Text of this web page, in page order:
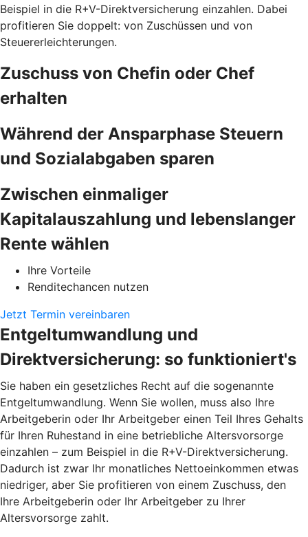
Beispiel in die R+V-Direktversicherung einzahlen. Dabei
profitieren Sie doppelt: von Zuschüssen und von
Steuererleichterungen.
Zuschuss von Chefin oder Chef
erhalten
Während der Ansparphase Steuern
und Sozialabgaben sparen
Zwischen einmaliger
Kapitalauszahlung und lebenslanger
Rente wählen
Ihre Vorteile
Renditechancen nutzen
Jetzt Termin vereinbaren
Entgeltumwandlung und
Direktversicherung: so funktioniert's
Sie haben ein gesetzliches Recht auf die sogenannte
Entgeltumwandlung. Wenn Sie wollen, muss also Ihre
Arbeitgeberin oder Ihr Arbeitgeber einen Teil Ihres Gehalts
für Ihren Ruhestand in eine betriebliche Altersvorsorge
einzahlen – zum Beispiel in die R+V-Direktversicherung.
Dadurch ist zwar Ihr monatliches Nettoeinkommen etwas
niedriger, aber Sie profitieren von einem Zuschuss, den
Ihre Arbeitgeberin oder Ihr Arbeitgeber zu Ihrer
Altersvorsorge zahlt.